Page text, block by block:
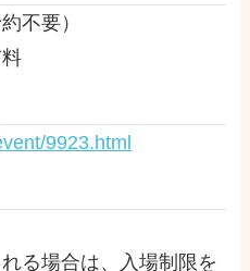
不要）
9923.html
る場合は、入場制限を